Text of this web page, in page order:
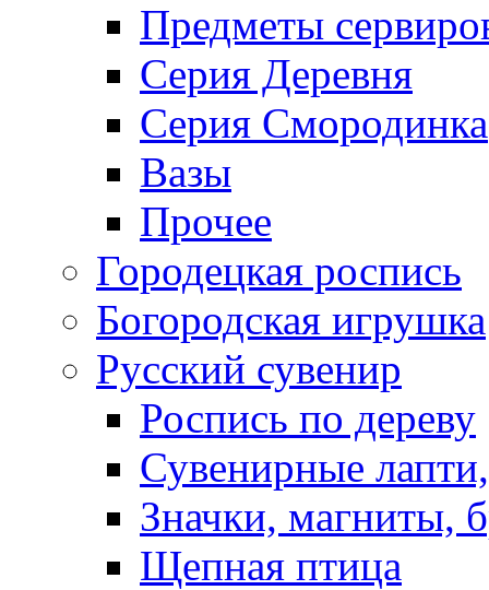
Предметы
Серия Деревня
Серия Смородинка
Вазы
Прочее
Городецкая роспись
Богородская игрушка
Русский сувенир
Роспись по дереву
Сувенирные
Значки, магниты,
Щепная птица